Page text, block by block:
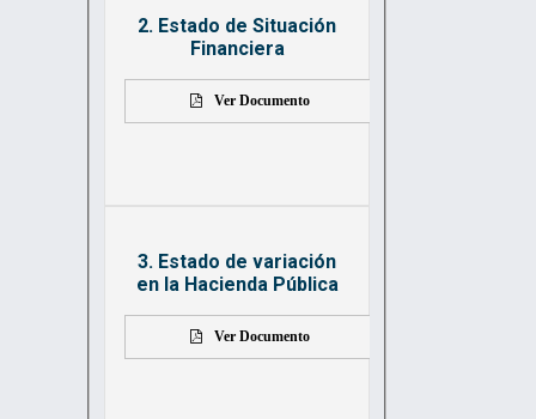
2. Estado de Situación
Financiera
Ver Documento
3. Estado de variación
en la Hacienda Pública
Ver Documento